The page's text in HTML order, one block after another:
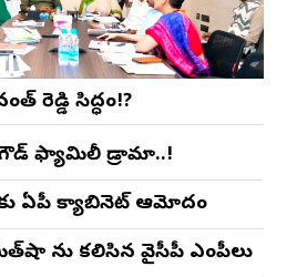
రెడ్డి సిద్ధం!?
గౌడ్ ఫ్యామిలీ డ్రామా..!
ఏపీ క్యాబినెట్ ఆమోదం
ను కలిసిన వైసీపీ ఎంపీలు